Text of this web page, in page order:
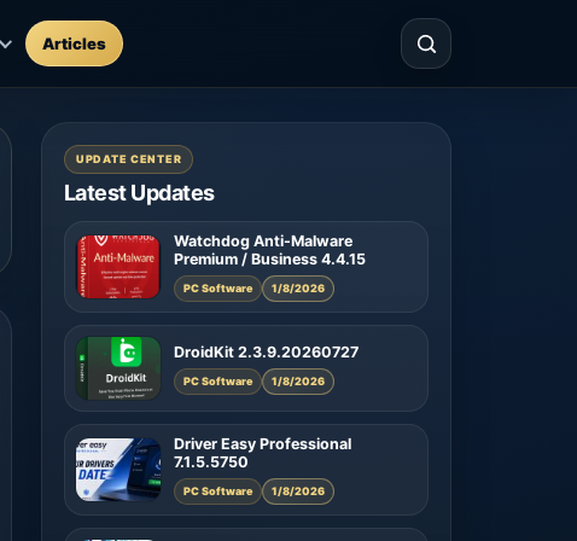
Articles
UPDATE CENTER
Latest Updates
Watchdog Anti-Malware
Premium / Business 4.4.15
PC Software 1/8/2026
DroidKit 2.3.9.20260727
PC Software 1/8/2026
Driver Easy Professional
7.1.5.5750
PC Software 1/8/2026